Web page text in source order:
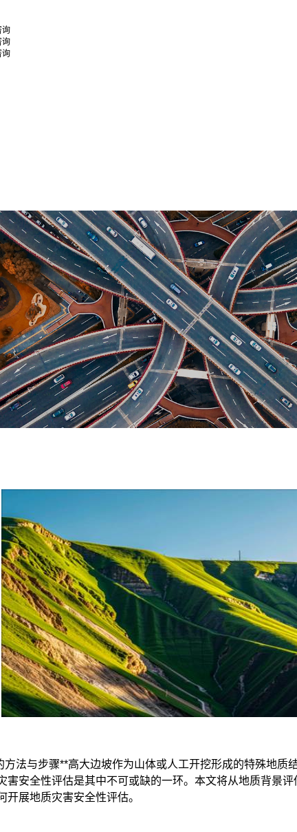
询
询
询
方法与步骤**高大边坡作为山体或人工开挖形成的特殊地质
安全性评估是其中不可或缺的一环。本文将从地质背景
展地质灾害安全性评估。